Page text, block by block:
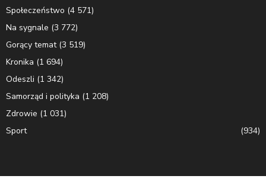
Społeczeństwo (4 571)
Na sygnale (3 772)
Gorący temat(3 519)
Kronika (1 694)
Odeszli (1 342)
Samorząd i polityka (1 208)
Zdrowie (1 031)
Sport
(934)